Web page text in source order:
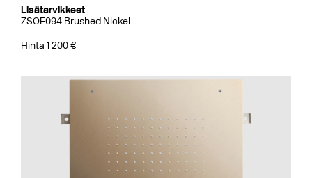
Lisätarvikkeet
ZSOF094 Brushed Nickel
Hinta 1 200 €